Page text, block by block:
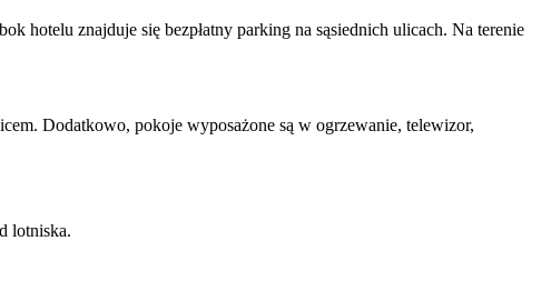
hotelu znajduje się bezpłatny parking na sąsiednich ulicach. Na terenie
Dodatkowo, pokoje wyposażone są w ogrzewanie, telewizor,
lotniska.